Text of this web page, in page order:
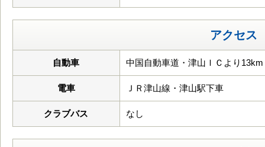
アクセス
自動車 中国自動車道・津山ＩＣより13km
電車 ＪＲ津山線・津山駅下車
クラブバス なし